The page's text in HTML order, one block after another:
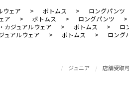
ウェア > ボトムス > ロングパンツ
ア > ボトムス > ロングパンツ >
カジュアルウェア > ボトムス > ロ
ュアルウェア > ボトムス > ロング
ジュニア 店舗受取